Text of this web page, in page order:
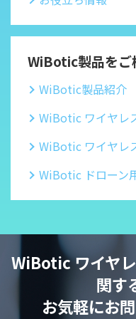
WiBotic製品をご
WiBotic製品紹介
WiBotic ワイヤレ
WiBotic ワイヤレ
WiBotic ドローン
WiBotic ワイヤ
関す
お気軽にお